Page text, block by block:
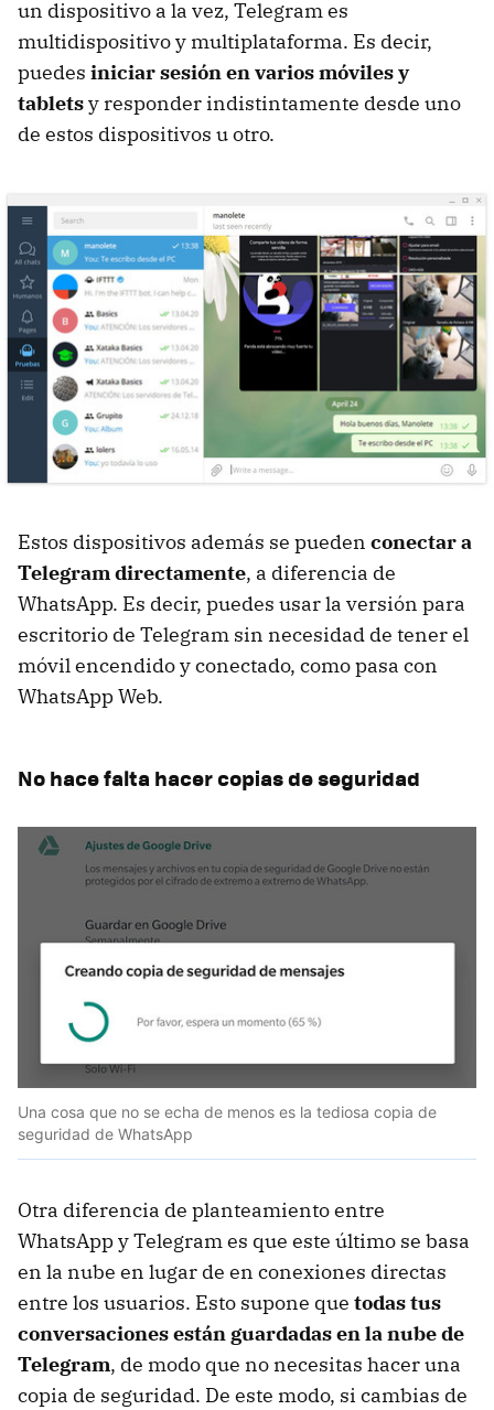
un dispositivo a la vez, Telegram es
multidispositivo y multiplataforma. Es decir,
puedes iniciar sesión en varios móviles y
tabletsy responder indistintamente desde uno
de estos dispositivos u otro.
Estos dispositivos además se pueden conectar a
Telegram directamente, a diferencia de
WhatsApp. Es decir, puedes usar la versión para
escritorio de Telegram sin necesidad de tener el
móvil encendido y conectado, como pasa con
WhatsApp Web.
No hace falta hacer copias de seguridad
Una cosa que no se echa de menos es la tediosa copia de
seguridad de WhatsApp
Otra diferencia de planteamiento entre
WhatsApp y Telegram es que este último se basa
en la nube en lugar de en conexiones directas
entre los usuarios. Esto supone que todas tus
conversaciones están guardadas en la nube de
Telegram, de modo que no necesitas hacer una
copia de seguridad. De este modo, si cambias de